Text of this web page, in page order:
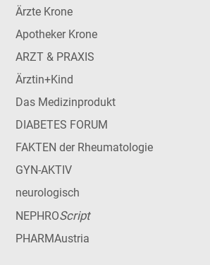
Ärzte Krone
Apotheker Krone
ARZT & PRAXIS
Ärztin+Kind
Das Medizinprodukt
DIABETES FORUM
FAKTEN der Rheumatologie
GYN-AKTIV
neurologisch
NEPHROScript
PHARMAustria